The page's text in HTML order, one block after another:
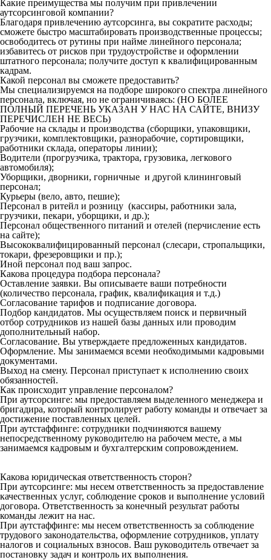
Какие преимущества мы получим при привлечении
аутсорсинговой компании?
Благодаря привлечению аутсорсинга, вы сократите расходы;
сможете быстро масштабировать производственные процессы;
освободитесь от рутины при найме линейного персонала;
избавитесь от рисков при трудоустройстве и оформлении
штатного персонала; получите доступ к квалифицированным
кадрам.
Какой персонал вы сможете предоставить?
Мы специализируемся на подборе широкого спектра линейного
персонала, включая, но не ограничиваясь: (НО БОЛЕЕ
ПОЛНЫЙ ПЕРЕЧЕНЬ УКАЗАН У НАС НА САЙТЕ, ВНИЗУ
ПЕРЕЧИСЛЕН НЕ ВЕСЬ)
Рабочие на склады и производства (сборщики, упаковщики,
грузчики, комплектовщики, разнорабочие, сортировщики,
работники склада, операторы линии);
Водители (прогрузчика, трактора, грузовика, легкового
автомобиля);
Уборщики, дворники, горничные и другой клининговый
персонал;
Курьеры (вело, авто, пешие);
Персонал в ритейл и розницу (кассиры, работники зала,
грузчики, пекари, уборщики, и др.);
Персонал общественного питаний и отелей (перчисление есть
на сайте);
Высококвалифицированный персонал (слесари, стропальщики,
токари, фрезеровщики и пр.);
Иной персонал под ваш запрос.
Какова процедура подбора персонала?
Оставление заявки. Вы описываете ваши потребности
(количество персонала, график, квалификация и т.д.)
Согласование тарифов и подписание договора.
Подбор кандидатов. Мы осуществляем поиск и первичный
отбор сотрудников из нашей базы данных или проводим
дополнительный набор.
Согласование. Вы утверждаете предложенных кандидатов.
Оформление. Мы занимаемся всеми необходимыми кадровыми
документами.
Выход на смену. Персонал приступает к исполнению своих
обязанностей.
Как происходит управление персоналом?
При аутсорсинге: мы предоставляем выделенного менеджера и
бригадира, который контролирует работу команды и отвечает за
достижение поставленных целей.
При аутстаффинге: сотрудники подчиняются вашему
непосредственному руководителю на рабочем месте, а мы
занимаемся кадровым и бухгалтерским сопровождением.
Какова юридическая ответственность сторон?
При аутсорсинге: мы несем ответственность за предоставление
качественных услуг, соблюдение сроков и выполнение условий
договора. Ответственность за конечный результат работы
команды лежит на нас.
При аутстаффинге: мы несем ответственность за соблюдение
трудового законодательства, оформление сотрудников, уплату
налогов и социальных взносов. Ваш руководитель отвечает за
постановку задач и контроль их выполнения.